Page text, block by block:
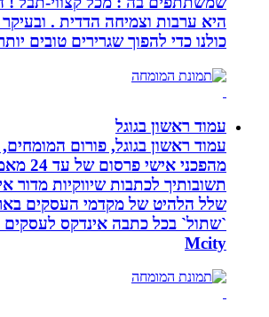
היא ערבות וצמיחה הדדית . ובעיקר
כולנו כדי להפוך שגרירים טובים יותר
עמוד ראשון בגוגל
עמוד ראשון בגוגל, פורום המומחים,
מהפכני אישי פרסום
תשובותיך לכתבות שיווקיות מדור
שלל הלהיט של מקדמי העסקים בארץ:
`שתול` בכל כתבה אינדקס לעסקים בדף
Mcity